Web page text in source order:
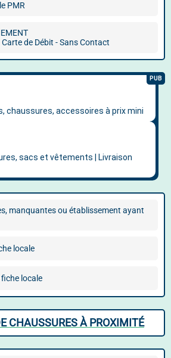
PMR
de Débit - Sans Contact
manquantes ou établissement ayant
locale
locale
CHAUSSURES À PROXIMITÉ